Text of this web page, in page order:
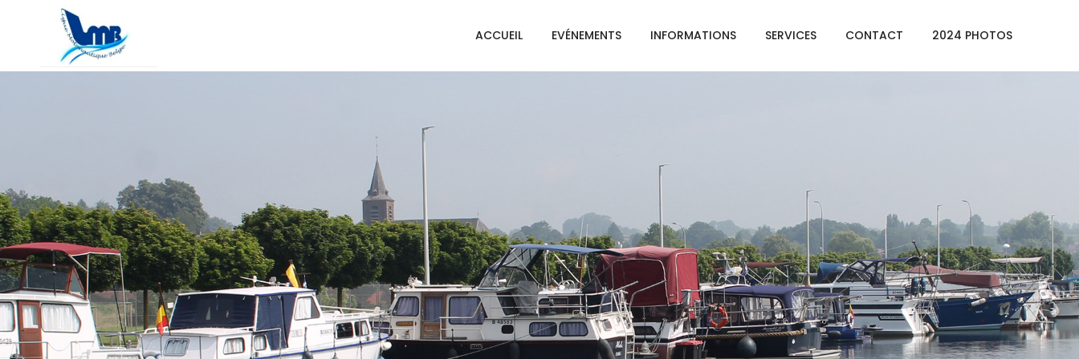
ACCUEIL EVÉNEMENTS INFORMATIONS SERVICES CONTACT 2024 PHOTOS